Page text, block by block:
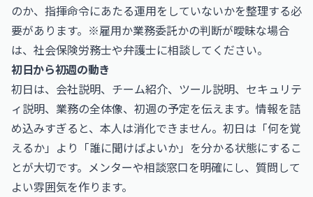
のか、指揮命令にあたる運用をしていないかを整理する必
要があります。※雇用か業務委託かの判断が曖昧な場合
は、社会保険労務士や弁護士に相談してください。
初日から初週の動き
初日は、会社説明、チーム紹介、ツール説明、セキュリテ
ィ説明、業務の全体像、初週の予定を伝えます。情報を詰
め込みすぎると、本人は消化できません。初日は「何を覚
えるか」より「誰に聞けばよいか」を分かる状態にするこ
とが大切です。メンターや相談窓口を明確にし、質問して
よい雰囲気を作ります。